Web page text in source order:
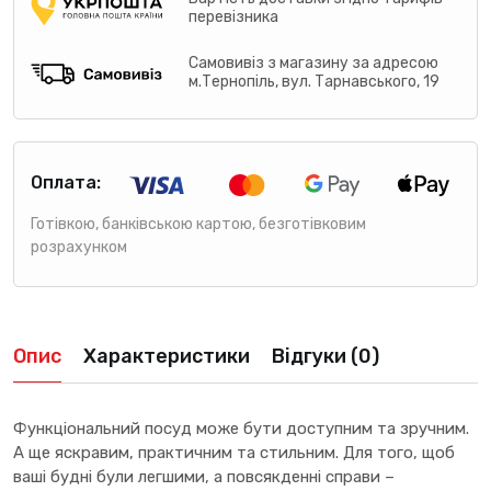
перевізника
Самовивіз з магазину за адресою
м.Тернопіль, вул. Тарнавського, 19
Оплата:
Готівкою, банківською картою, безготівковим
розрахунком
Опис Характеристики Відгуки (0)
Функціональний посуд може бути доступним та зручним.
А ще яскравим, практичним та стильним. Для того, щоб
ваші будні були легшими, а повсякденні справи –